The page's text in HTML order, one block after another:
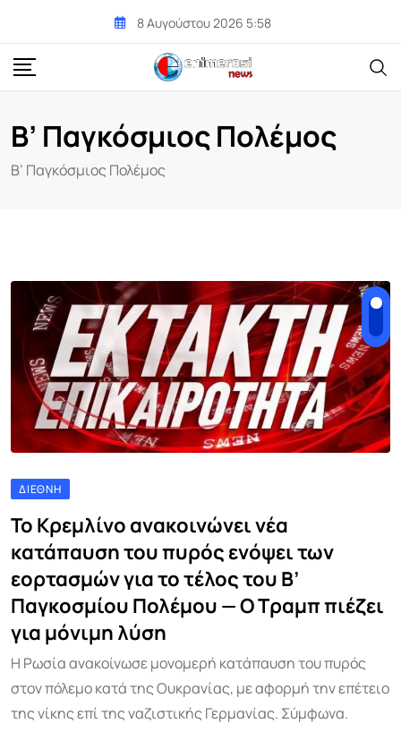
content
8 Αυγούστου 2026 5:58
Β’ Παγκόσμιος Πολέμος
Β’ Παγκόσμιος Πολέμος
ΔΙΕΘΝΉ
Το Κρεμλίνο ανακοινώνει νέα
κατάπαυση του πυρός ενόψει των
εορτασμών για το τέλος του Β’
Παγκοσμίου Πολέμου — Ο Τραμπ πιέζει
για μόνιμη λύση
Η Ρωσία ανακοίνωσε μονομερή κατάπαυση του πυρός
στον πόλεμο κατά της Ουκρανίας, με αφορμή την επέτειο
της νίκης επί της ναζιστικής Γερμανίας. Σύμφωνα.